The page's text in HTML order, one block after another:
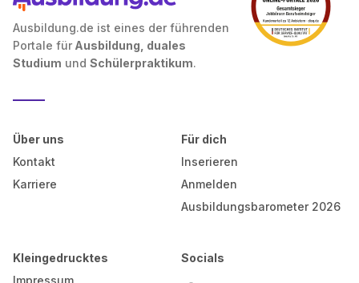
Ausbildung.de ist eines der führenden
Portale für Ausbildung, duales
Studium und Schülerpraktikum.
Über uns
Kontakt
Karriere
Für dich
Inserieren
Anmelden
Ausbildungsbarometer 2026
Kleingedrucktes
Socials